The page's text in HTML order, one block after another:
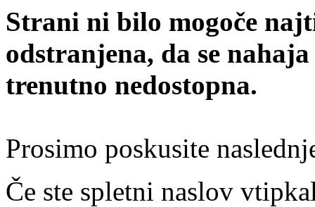
Strani ni bilo mogoče
odstranjena, da se
trenutno nedostopna.
Prosimo poskusite
Če ste spletni naslov